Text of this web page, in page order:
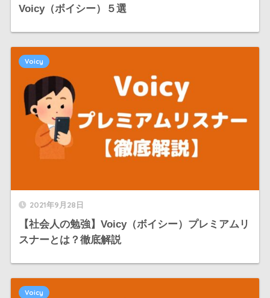
Voicy（ボイシー）５選
2021年9月28日
【社会人の勉強】Voicy（ボイシー）プレミアムリ
スナーとは？徹底解説
Voicy
Voicy